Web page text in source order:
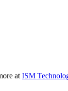
at ISM